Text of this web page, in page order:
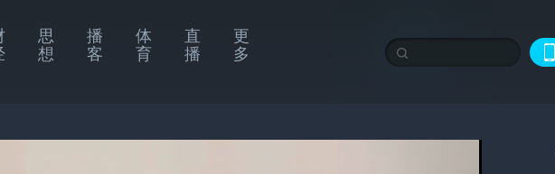
思
想
播
客
体
育
直
播
更
多